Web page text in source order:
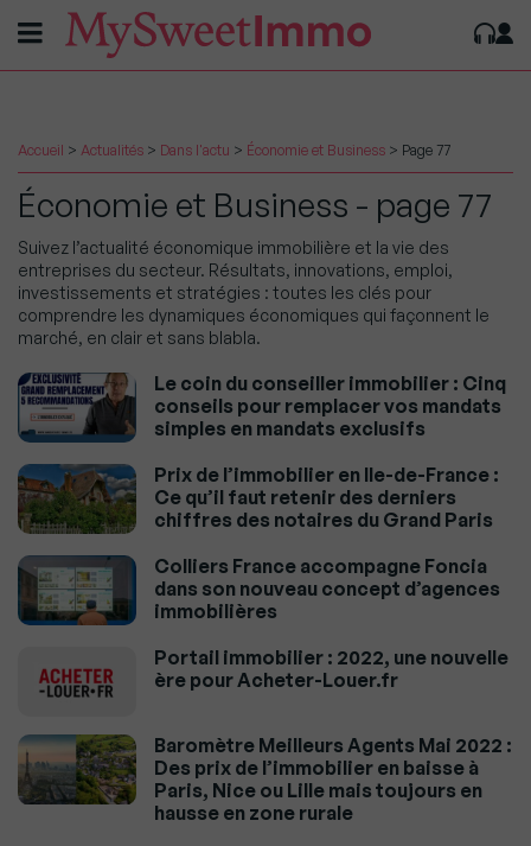
Accueil > Actualités > Dans l'actu > Économie et Business > Page 77
Économie et Business - page 77
Suivez l’actualité économique immobilière et la vie des
entreprises du secteur. Résultats, innovations, emploi,
investissements et stratégies : toutes les clés pour
comprendre les dynamiques économiques qui façonnent le
marché, en clair et sans blabla.
Le coin du conseiller immobilier : Cinq
conseils pour remplacer vos mandats
simples en mandats exclusifs
Prix de l’immobilier en Ile-de-France :
Ce qu’il faut retenir des derniers
chiffres des notaires du Grand Paris
Colliers France accompagne Foncia
dans son nouveau concept d’agences
immobilières
Portail immobilier : 2022, une nouvelle
ère pour Acheter-Louer.fr
Baromètre Meilleurs Agents Mai 2022 :
Des prix de l’immobilier en baisse à
Paris, Nice ou Lille mais toujours en
hausse en zone rurale